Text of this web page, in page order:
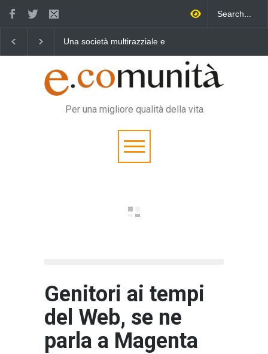
società multirazziale e
Benedetta primavera,
Per una migliore qualità della vita
Genitori ai tempi
del Web, se ne
parla a Magenta